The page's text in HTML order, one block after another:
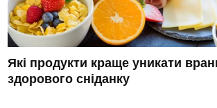
Які продукти краще уникати
здорового сніданку